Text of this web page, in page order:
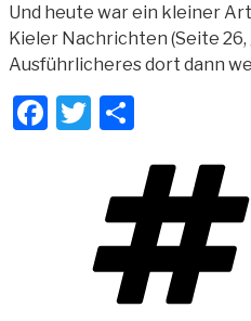
Und heute war ein kleiner
Kieler Nachrichten (Seite 26,
Ausführlicheres dort dann
Facebook
Twitter